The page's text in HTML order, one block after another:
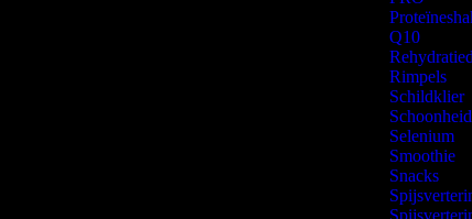
Q10
Rimpels
Schildklier
Schoonheid
Selenium
Smoothie
Snacks